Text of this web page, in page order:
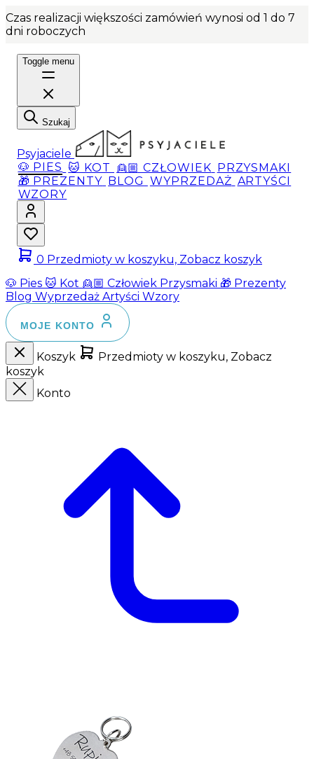
Czas realizacji większości zamówień wynosi od 1 do 7
dni roboczych
Toggle menu
Szukaj
Psyjaciele
🐶 PIES 🐱 KOT 👱🏼 CZŁOWIEK PRZYSMAKI
🎁 PREZENTY BLOG WYPRZEDAŻ ARTYŚCI
WZORY
0 Przedmioty w koszyku, Zobacz koszyk
🐶 Pies 🐱 Kot 👱🏼 Człowiek Przysmaki 🎁 Prezenty
Blog Wyprzedaż Artyści Wzory
MOJE KONTO
Koszyk
Przedmioty w koszyku, Zobacz
koszyk
Konto